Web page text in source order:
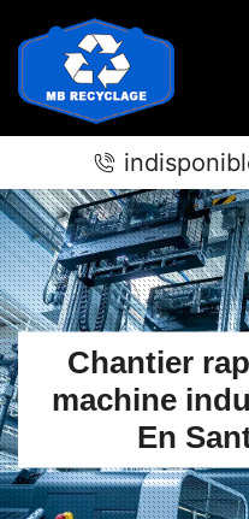
Chantier
machine
En